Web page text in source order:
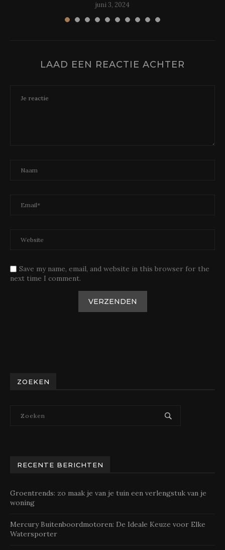
juni 3, 2024
LAAD EEN REACTIE ACHTER
Save my name, email, and website in this browser for the
next time I comment.
ZOEKEN
RECENTE BERICHTEN
Groentrends: zo maak je van je tuin een verlengstuk van je
woning
Mercury Buitenboordmotoren: De Ideale Keuze voor Elke
Watersporter